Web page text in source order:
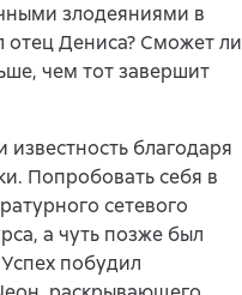
злодеяниями в
отец Дениса? Сможет ли
чем тот завершит
благодаря
Попробовать себя в
сетевого
а чуть позже был
побудил